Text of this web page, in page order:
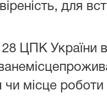
для
ЦПК України
чи місце